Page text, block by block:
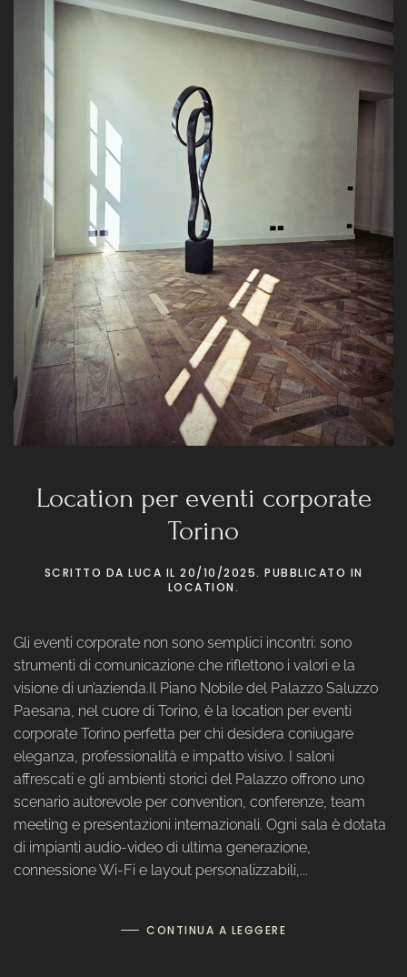
Location per eventi corporate
Torino
SCRITTO DA LUCA IL 20/10/2025. PUBBLICATO IN
LOCATION.
Gli eventi corporate non sono semplici incontri: sono
strumenti di comunicazione che riflettono i valori e la
visione di un’azienda.Il Piano Nobile del Palazzo Saluzzo
Paesana, nel cuore di Torino, è la location per eventi
corporate Torino perfetta per chi desidera coniugare
eleganza, professionalità e impatto visivo. I saloni
affrescati e gli ambienti storici del Palazzo offrono uno
scenario autorevole per convention, conferenze, team
meeting e presentazioni internazionali. Ogni sala è dotata
di impianti audio-video di ultima generazione,
connessione Wi-Fi e layout personalizzabili,...
CONTINUA A LEGGERE